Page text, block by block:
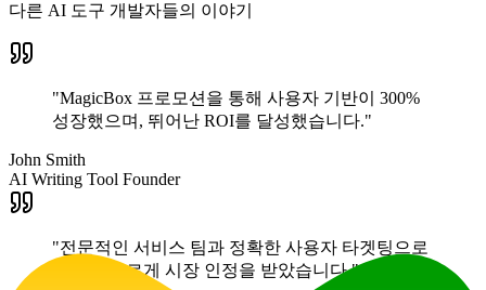
다른 AI 도구 개발자들의 이야기
"MagicBox 프로모션을 통해 사용자 기반이 300%
성장했으며, 뛰어난 ROI를 달성했습니다."
John Smith
AI Writing Tool Founder
"전문적인 서비스 팀과 정확한 사용자 타겟팅으로
제품이 빠르게 시장 인정을 받았습니다."